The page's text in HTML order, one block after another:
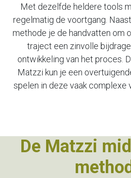
Met dezelfde heldere tools
regelmatig de voortgang.
methode je de handvatten om
traject een zinvolle
ontwikkeling van het proces.
Matzzi kun je een
spelen in deze vaak complexe
De Matzzi